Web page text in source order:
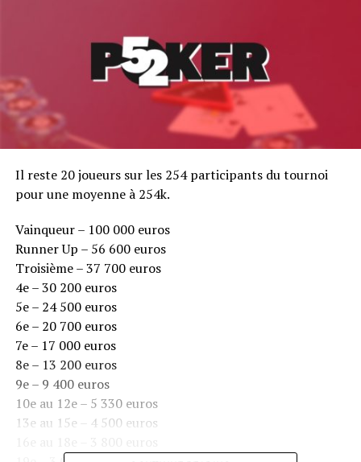
Il reste 20 joueurs sur les 254 participants du tournoi
pour une moyenne à 254k.
Vainqueur – 100 000 euros
Runner Up – 56 600 euros
Troisième – 37 700 euros
4e – 30 200 euros
5e – 24 500 euros
6e – 20 700 euros
7e – 17 000 euros
8e – 13 200 euros
9e – 9 400 euros
10e au 12e – 5 330 euros
13e au 15e – 4 500 euros